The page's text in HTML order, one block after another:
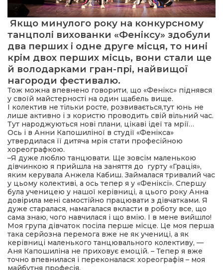
Якщо минулого року на конкурсному
танцполі вихованки «Феніксу» здобули
два перших і одне друге місця, то нині
крім двох перших місць, вони стали ще
й володарками гран-прі, найвищої
нагороди фестивалю.
Тож можна впевнено говорити, що «Фенікс» піднявся
у своїй майстерності на один щабель вище.
І колектив не тільки росте, розвивається,тут юнь не
лише активно і з користю проводить свій вільний час.
Тут народжуються нові плани, цікаві ідеї та мрії…
Ось і в Анни Капошиліної в студії «Фенікса»
утвердилася її дитяча мрія стати професійною
хореографкою.
–Я дуже люблю танцювати. Ще зовсім маленькою
дівчинкою я прийшла на заняття до гурту «Грація»,
яким керувала Анжела Кабиш. Займалася тривалий час
у цьому колективі, а ось тепер я у «Феніксі». Спершу
була ученицею у нашої керівниці, а цього року Анна
довірила мені самостійно працювати з дівчатками. Я
дуже старалася, намагалася вкласти в роботу все, що
сама знаю, чого навчилася і що вмію. І в мене вийшло!
Моя група дівчаток посіла перше місце. Це моя перша
така серйозна перемога вже не як учениці, а як
керівниці маленького танцювального колективу, —
Аня Капошиліна не приховує емоцій. – Тепер я вже
точно впевнилася і переконалася: хореографія – моя